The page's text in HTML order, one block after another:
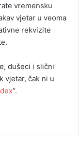
vremensku
vjetar u veoma
rekvizite
dušeci i slični
vjetar, čak ni u
“.